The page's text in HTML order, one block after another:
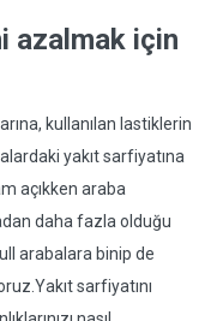
azalmak için
kullanılan lastiklerin
yakıt sarfiyatına
açıkken araba
daha fazla olduğu
arabalara binip de
sarfiyatını